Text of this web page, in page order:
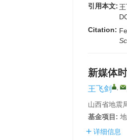
引用本文:
Citation:
新媒体
王飞剑 ,
山西省地震
基金项目:
详细信息